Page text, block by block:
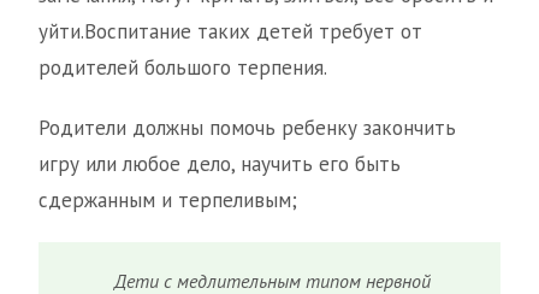
уйти.Воспитание таких детей требует от
родителей большого терпения.
Родители должны помочь ребенку закончить
игру или любое дело, научить его быть
сдержанным и терпеливым;
Дети с медлительным типом нервной